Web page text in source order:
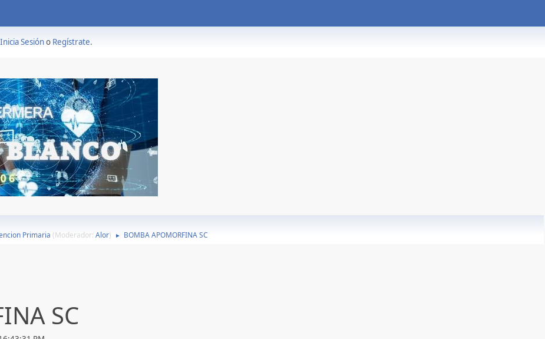
Inicia Sesióno Regístrate.
Primaria (Moderador: Alor) ► BOMBA APOMORFINA SC
SC